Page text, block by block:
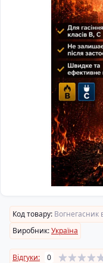
Код товару: Вогнегасник
Виробник:Україна
Відгуки: 0